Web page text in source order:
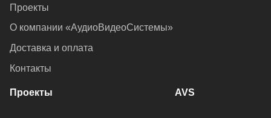
Проекты
О компании «АудиоВидеоСистемы»
Доставка и оплата
Контакты
Проекты AVS